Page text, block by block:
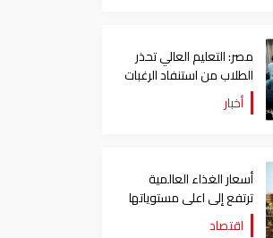
مصر: التعليم العالي تحذر
الطلاب من استنفاد الرغبات
قبل غلق التسجيل
أخبار
أسعار الغذاء العالمية
ترتفع إلى اعلى مستوياتها
منذ 3 سنواتاقتصاد